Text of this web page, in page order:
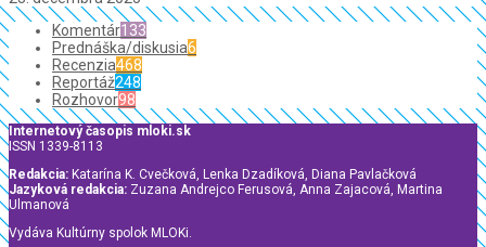
Komentár133
Prednáška/diskusia6
Recenzia468
Reportáž248
Rozhovor98
Internetový časopis mloki.sk
ISSN 1339-8113
Redakcia: Katarína K. Cvečková, Lenka Dzadíková, Diana Pavlačková
Jazyková redakcia: Zuzana Andrejco Ferusová, Anna Zajacová, Martina
Ulmanová
Vydáva Kultúrny spolok MLOKi.